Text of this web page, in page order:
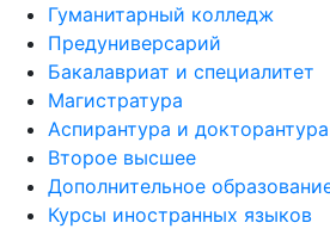
Гуманитарный колледж
Предуниверсарий
Бакалавриат и специалитет
Магистратура
Аспирантура и докторантура
Второе высшее
Дополнительное
Курсы иностранных языков